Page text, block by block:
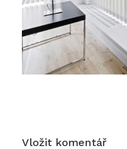
Vložit komentář